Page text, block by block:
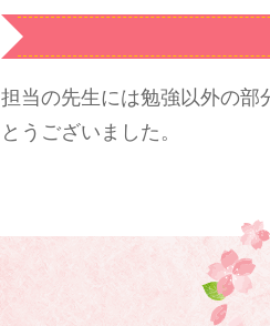
担当の先生には勉強以外の部
とうございました。